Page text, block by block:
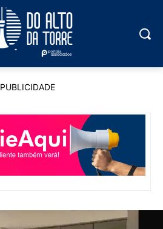
PUBLICIDADE